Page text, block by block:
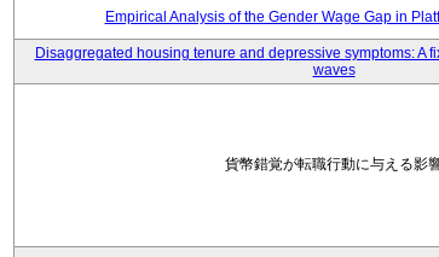
Empirical Analysis of the Gender Wage Gap in
Disaggregated housing tenure and depressive symptoms: A
waves
貨幣錯覚が転職行動に与える影